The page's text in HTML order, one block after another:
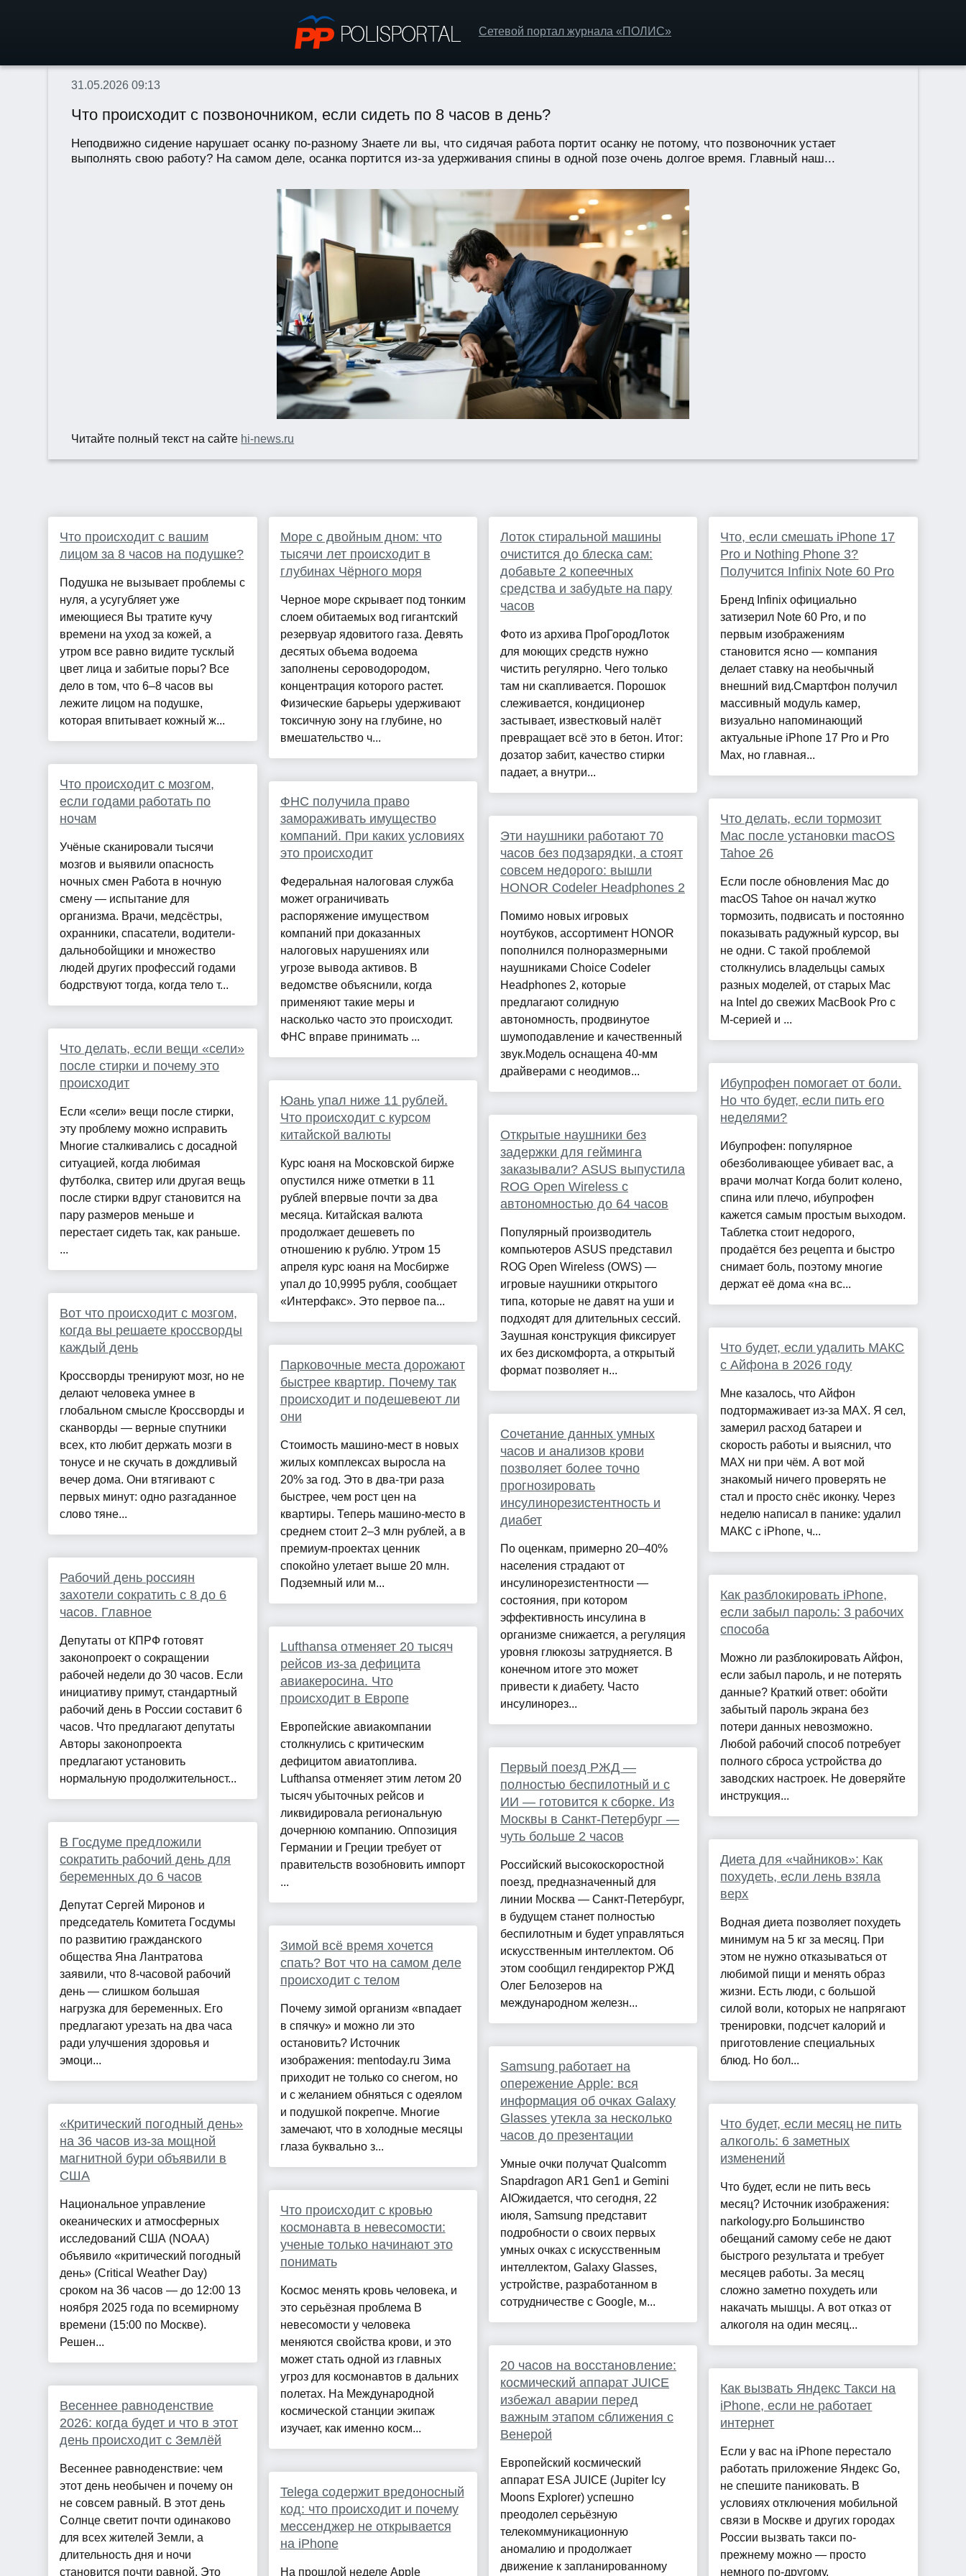
Сетевой портал журнала «ПОЛИС»
31.05.2026 09:13
Что происходит с позвоночником, если сидеть по 8 часов в день?
Неподвижно сидение нарушает осанку по-разному Знаете ли вы, что сидячая работа портит осанку не потому, что позвоночник устает
выполнять свою работу? На самом деле, осанка портится из-за удерживания спины в одной позе очень долгое время. Главный наш...
Читайте полный текст на сайте hi-news.ru
Что происходит с вашим
лицом за 8 часов на подушке?
Подушка не вызывает проблемы с
нуля, а усугубляет уже
имеющиеся Вы тратите кучу
времени на уход за кожей, а
утром все равно видите тусклый
цвет лица и забитые поры? Все
дело в том, что 6–8 часов вы
лежите лицом на подушке,
которая впитывает кожный ж...
Что происходит с мозгом,
если годами работать по
ночам
Учёные сканировали тысячи
мозгов и выявили опасность
ночных смен Работа в ночную
смену — испытание для
организма. Врачи, медсёстры,
охранники, спасатели, водители-
дальнобойщики и множество
людей других профессий годами
бодрствуют тогда, когда тело т...
Что делать, если вещи «сели»
после стирки и почему это
происходит
Если «сели» вещи после стирки,
эту проблему можно исправить
Многие сталкивались с досадной
ситуацией, когда любимая
футболка, свитер или другая вещь
после стирки вдруг становится на
пару размеров меньше и
перестает сидеть так, как раньше.
...
Вот что происходит с мозгом,
когда вы решаете кроссворды
каждый день
Кроссворды тренируют мозг, но не
делают человека умнее в
глобальном смысле Кроссворды и
сканворды — верные спутники
всех, кто любит держать мозги в
тонусе и не скучать в дождливый
вечер дома. Они втягивают с
первых минут: одно разгаданное
слово тяне...
Рабочий день россиян
захотели сократить с 8 до 6
часов. Главное
Депутаты от КПРФ готовят
законопроект о сокращении
рабочей недели до 30 часов. Если
инициативу примут, стандартный
рабочий день в России составит 6
часов. Что предлагают депутаты
Авторы законопроекта
предлагают установить
нормальную продолжительност...
В Госдуме предложили
сократить рабочий день для
беременных до 6 часов
Депутат Сергей Миронов и
председатель Комитета Госдумы
по развитию гражданского
общества Яна Лантратова
заявили, что 8-часовой рабочий
день — слишком большая
нагрузка для беременных. Его
предлагают урезать на два часа
ради улучшения здоровья и
эмоци...
«Критический погодный день»
на 36 часов из-за мощной
магнитной бури объявили в
США
Национальное управление
океанических и атмосферных
исследований США (NOAA)
объявило «критический погодный
день» (Critical Weather Day)
сроком на 36 часов — до 12:00 13
ноября 2025 года по всемирному
времени (15:00 по Москве).
Решен...
Весеннее равноденствие
2026: когда будет и что в этот
день происходит с Землёй
Весеннее равноденствие: чем
этот день необычен и почему он
не совсем равный. В этот день
Солнце светит почти одинаково
для всех жителей Земли, а
длительность дня и ночи
становится почти равной. Это
Море с двойным дном: что
тысячи лет происходит в
глубинах Чёрного моря
Черное море скрывает под тонким
слоем обитаемых вод гигантский
резервуар ядовитого газа. Девять
десятых объема водоема
заполнены сероводородом,
концентрация которого растет.
Физические барьеры удерживают
токсичную зону на глубине, но
вмешательство ч...
ФНС получила право
замораживать имущество
компаний. При каких условиях
это происходит
Федеральная налоговая служба
может ограничивать
распоряжение имуществом
компаний при доказанных
налоговых нарушениях или
угрозе вывода активов. В
ведомстве объяснили, когда
применяют такие меры и
насколько часто это происходит.
ФНС вправе принимать ...
Юань упал ниже 11 рублей.
Что происходит с курсом
китайской валюты
Курс юаня на Московской бирже
опустился ниже отметки в 11
рублей впервые почти за два
месяца. Китайская валюта
продолжает дешеветь по
отношению к рублю. Утром 15
апреля курс юаня на Мосбирже
упал до 10,9995 рубля, сообщает
«Интерфакс». Это первое па...
Парковочные места дорожают
быстрее квартир. Почему так
происходит и подешевеют ли
они
Стоимость машино-мест в новых
жилых комплексах выросла на
20% за год. Это в два-три раза
быстрее, чем рост цен на
квартиры. Теперь машино-место в
среднем стоит 2–3 млн рублей, а в
премиум-проектах ценник
спокойно улетает выше 20 млн.
Подземный или м...
Lufthansa отменяет 20 тысяч
рейсов из-за дефицита
авиакеросина. Что
происходит в Европе
Европейские авиакомпании
столкнулись с критическим
дефицитом авиатоплива.
Lufthansa отменяет этим летом 20
тысяч убыточных рейсов и
ликвидировала региональную
дочернюю компанию. Оппозиция
Германии и Греции требует от
правительств возобновить импорт
...
Зимой всё время хочется
спать? Вот что на самом деле
происходит с телом
Почему зимой организм «впадает
в спячку» и можно ли это
остановить? Источник
изображения: mentoday.ru Зима
приходит не только со снегом, но
и с желанием обняться с одеялом
и подушкой покрепче. Многие
замечают, что в холодные месяцы
глаза буквально з...
Что происходит с кровью
космонавта в невесомости:
ученые только начинают это
понимать
Космос менять кровь человека, и
это серьёзная проблема В
невесомости у человека
меняются свойства крови, и это
может стать одной из главных
угроз для космонавтов в дальних
полетах. На Международной
космической станции экипаж
изучает, как именно косм...
Telega содержит вредоносный
код: что происходит и почему
мессенджер не открывается
на iPhone
На прошлой неделе Apple
Лоток стиральной машины
очистится до блеска сам:
добавьте 2 копеечных
средства и забудьте на пару
часов
Фото из архива ПроГородЛоток
для моющих средств нужно
чистить регулярно. Чего только
там ни скапливается. Порошок
слеживается, кондиционер
застывает, известковый налёт
превращает всё это в бетон. Итог:
дозатор забит, качество стирки
падает, а внутри...
Эти наушники работают 70
часов без подзарядки, а стоят
совсем недорого: вышли
HONOR Codeler Headphones 2
Помимо новых игровых
ноутбуков, ассортимент HONOR
пополнился полноразмерными
наушниками Choice Codeler
Headphones 2, которые
предлагают солидную
автономность, продвинутое
шумоподавление и качественный
звук.Модель оснащена 40-мм
драйверами с неодимов...
Открытые наушники без
задержки для гейминга
заказывали? ASUS выпустила
ROG Open Wireless с
автономностью до 64 часов
Популярный производитель
компьютеров ASUS представил
ROG Open Wireless (OWS) —
игровые наушники открытого
типа, которые не давят на уши и
подходят для длительных сессий.
Заушная конструкция фиксирует
их без дискомфорта, а открытый
формат позволяет н...
Сочетание данных умных
часов и анализов крови
позволяет более точно
прогнозировать
инсулинорезистентность и
диабет
По оценкам, примерно 20–40%
населения страдают от
инсулинорезистентности —
состояния, при котором
эффективность инсулина в
организме снижается, а регуляция
уровня глюкозы затрудняется. В
конечном итоге это может
привести к диабету. Часто
инсулинорез...
Первый поезд РЖД —
полностью беспилотный и с
ИИ — готовится к сборке. Из
Москвы в Санкт-Петербург —
чуть больше 2 часов
Российский высокоскоростной
поезд, предназначенный для
линии Москва — Санкт-Петербург,
в будущем станет полностью
беспилотным и будет управляться
искусственным интеллектом. Об
этом сообщил гендиректор РЖД
Олег Белозеров на
международном железн...
Samsung работает на
опережение Apple: вся
информация об очках Galaxy
Glasses утекла за несколько
часов до презентации
Умные очки получат Qualcomm
Snapdragon AR1 Gen1 и Gemini
AIОжидается, что сегодня, 22
июля, Samsung представит
подробности о своих первых
умных очках с искусственным
интеллектом, Galaxy Glasses,
устройстве, разработанном в
сотрудничестве с Google, м...
20 часов на восстановление:
космический аппарат JUICE
избежал аварии перед
важным этапом сближения с
Венерой
Европейский космический
аппарат ESA JUICE (Jupiter Icy
Moons Explorer) успешно
преодолел серьёзную
телекоммуникационную
аномалию и продолжает
движение к запланированному
Что, если смешать iPhone 17
Pro и Nothing Phone 3?
Получится Infinix Note 60 Pro
Бренд Infinix официально
затизерил Note 60 Pro, и по
первым изображениям
становится ясно — компания
делает ставку на необычный
внешний вид.Смартфон получил
массивный модуль камер,
визуально напоминающий
актуальные iPhone 17 Pro и Pro
Max, но главная...
Что делать, если тормозит
Mac после установки macOS
Tahoe 26
Если после обновления Mac до
macOS Tahoe он начал жутко
тормозить, подвисать и постоянно
показывать радужный курсор, вы
не одни. С такой проблемой
столкнулись владельцы самых
разных моделей, от старых Mac
на Intel до свежих MacBook Pro с
M-серией и ...
Ибупрофен помогает от боли.
Но что будет, если пить его
неделями?
Ибупрофен: популярное
обезболивающее убивает вас, а
врачи молчат Когда болит колено,
спина или плечо, ибупрофен
кажется самым простым выходом.
Таблетка стоит недорого,
продаётся без рецепта и быстро
снимает боль, поэтому многие
держат её дома «на вс...
Что будет, если удалить МАКС
с Айфона в 2026 году
Мне казалось, что Айфон
подтормаживает из-за MAX. Я сел,
замерил расход батареи и
скорость работы и выяснил, что
MAX ни при чём. А вот мой
знакомый ничего проверять не
стал и просто снёс иконку. Через
неделю написал в панике: удалил
МАКС с iPhone, ч...
Как разблокировать iPhone,
если забыл пароль: 3 рабочих
способа
Можно ли разблокировать Айфон,
если забыл пароль, и не потерять
данные? Краткий ответ: обойти
забытый пароль экрана без
потери данных невозможно.
Любой рабочий способ потребует
полного сброса устройства до
заводских настроек. Не доверяйте
инструкция...
Диета для «чайников»: Как
похудеть, если лень взяла
верх
Водная диета позволяет похудеть
минимум на 5 кг за месяц. При
этом не нужно отказываться от
любимой пищи и менять образ
жизни. Есть люди, с большой
силой воли, которых не напрягают
тренировки, подсчет калорий и
приготовление специальных
блюд. Но бол...
Что будет, если месяц не пить
алкоголь: 6 заметных
изменений
Что будет, если не пить весь
месяц? Источник изображения:
narkology.pro Большинство
обещаний самому себе не дают
быстрого результата и требует
месяцев работы. За месяц
сложно заметно похудеть или
накачать мышцы. А вот отказ от
алкоголя на один месяц...
Как вызвать Яндекс Такси на
iPhone, если не работает
интернет
Если у вас на iPhone перестало
работать приложение Яндекс Go,
не спешите паниковать. В
условиях отключения мобильной
связи в Москве и других городах
России вызвать такси по-
прежнему можно — просто
немного по-другому.